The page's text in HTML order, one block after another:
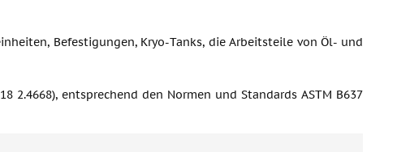
Befestigungen, Kryo-Tanks, die Arbeitsteile von Öl- und
2.4668), entsprechend den Normen und Standards ASTM B637